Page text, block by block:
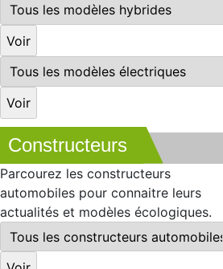
Constructeurs
Parcourez les constructeurs
automobiles pour connaitre leurs
actualités et modèles écologiques.